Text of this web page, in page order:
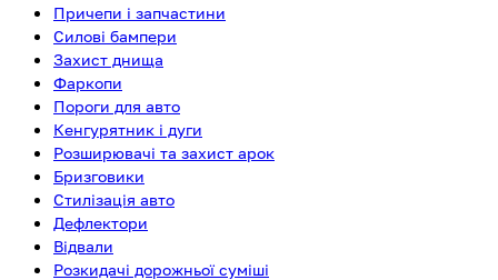
Причепи і запчастини
Силові бампери
Захист днища
Фаркопи
Пороги для авто
Кенгурятник і дуги
Розширювачі та захист арок
Бризговики
Стилізація авто
Дефлектори
Відвали
Розкидачі дорожньої суміші